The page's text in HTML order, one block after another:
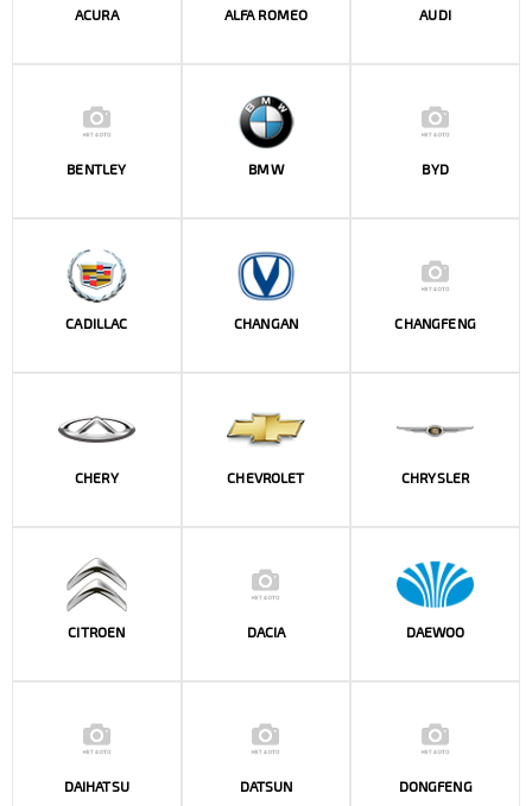
ACURA ALFA ROMEO AUDI
BENTLEY BMW BYD
CADILLAC CHANGAN CHANGFENG
CHERY CHEVROLET CHRYSLER
CITROEN DACIA DAEWOO
DAIHATSU DATSUN DONGFENG